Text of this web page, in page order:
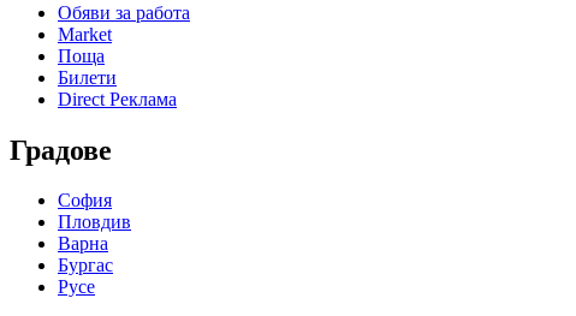
Обяви за работа
Market
Поща
Билети
Direct Реклама
Градове
София
Пловдив
Варна
Бургас
Русе